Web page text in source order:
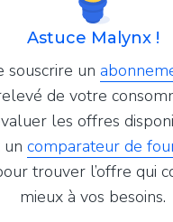
Astuce Malynx !
souscrire un
de votre
les offres
un comparateur de
trouver l’offre qui
mieux à vos besoins.